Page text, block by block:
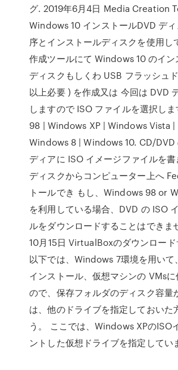
グ. 2019年6月4日 Media Creation
Windows 10 インストールDVD デ
序とインストールディスクを使用し
作成ツールにて Windows 10 のイン
ディスクもしくわ USB フラッシュ
以上必要 ) を作成又は 今回は DVD
しますので ISO ファイルを選択し
98 | Windows XP | Windows Vista
Windows 8 | Windows 10. CD/DVD
ディアに ISO イメージファイルを
ディスクからコンピューター上へ
トールでき もし、Windows 98 or
を利用している場合、DVD の ISO
ルをダウンロードすることはできま
10月15日 VirtualBoxのダウンロード
以下では、Windows 7環境を用い
インストール、仮想マシンの VMs
ので、保存フォルダのディスク容量
は、他のドライブを指定しておいた
う。 ここでは、Windows XPのISO
ントした仮想ドライブを指定してい